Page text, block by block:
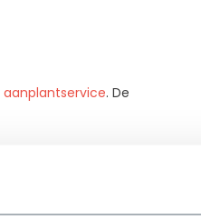
aanplantservice. De